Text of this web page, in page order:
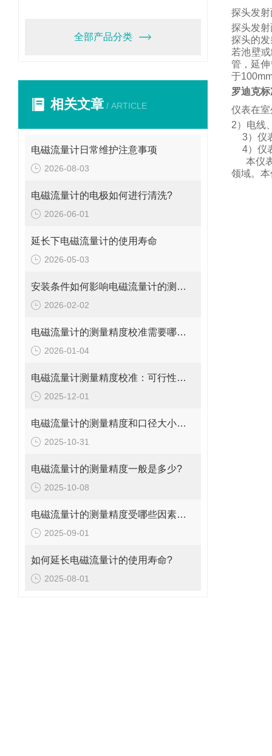
全部产品分类
相关文章 / ARTICLE
电磁流量计日常维护注意事项
2026-08-03
电磁流量计的电极如何进行清洗?
2026-06-01
延长下电磁流量计的使用寿命
2026-05-03
安装条件如何影响电磁流量计的测量精度?
2026-02-02
电磁流量计的测量精度校准需要哪些工具和设备?
2026-01-04
电磁流量计测量精度校准：可行性、方法与实操指南
2025-12-01
电磁流量计的测量精度和口径大小的关系是什么?
2025-10-31
电磁流量计的测量精度一般是多少?
2025-10-08
电磁流量计的测量精度受哪些因素影响?
2025-09-01
如何延长电磁流量计的使用寿命?
2025-08-01
探头发
探头发
探头的
若池壁
管，延
于
罗迪克
仪表在
2）电线
3）仪
4）仪
本仪
领域。 本